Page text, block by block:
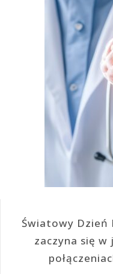
Światowy Dzień
zaczyna się w